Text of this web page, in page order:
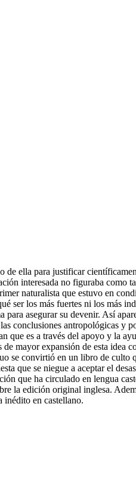
ella para justificar
interesada no figuraba como
naturalista que estuvo en
ser los más fuertes ni los más
asegurar su devenir. Así
conclusiones antropológicas y
que es a través del apoyo y la
mayor expansión de esta idea
se convirtió en un libro de culto
que se niegue a aceptar el
que ha circulado en lengua
la edición original inglesa.
en castellano.